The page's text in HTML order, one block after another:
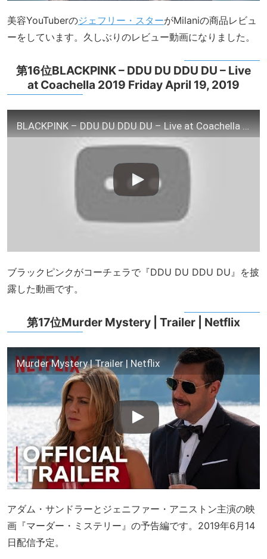
美容YouTuberのジェフリー・スターがMilaniの商品レビュ
ーをしています。久しぶりのレビュー動画になりました。
第16位BLACKPINK – DDU DU DDU DU – Live
at Coachella 2019 Friday April 19, 2019
BLACKPINK – DDU DU DDU DU – Live at Coachella 2019 Friday April 19, 2019
ブラックピンクがコーチェラで『DDU DU DDU DU』を披
露した動画です。
第17位Murder Mystery | Trailer | Netflix
Murder Mystery | Trailer | Netflix
アダム・サンドラーとジェニファー・アニストン主演の映
画『マーダー・ミステリー』の予告編です。2019年6月14
日配信予定。